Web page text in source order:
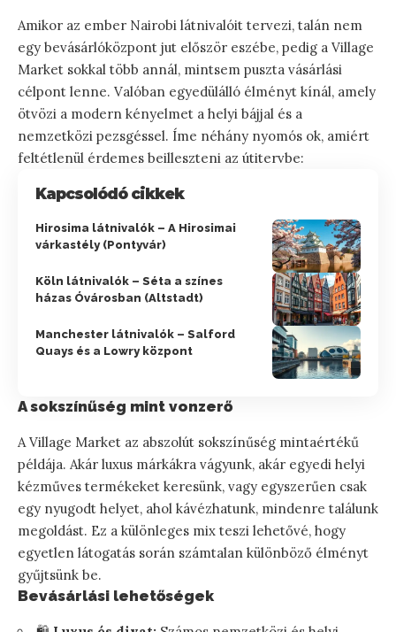
Amikor az ember Nairobi látnivalóit tervezi, talán nem
egy bevásárlóközpont jut először eszébe, pedig a Village
Market sokkal több annál, mintsem puszta vásárlási
célpont lenne. Valóban egyedülálló élményt kínál, amely
ötvözi a modern kényelmet a helyi bájjal és a
nemzetközi pezsgéssel. Íme néhány nyomós ok, amiért
feltétlenül érdemes beilleszteni az útitervbe:
Kapcsolódó cikkek
Hirosima látnivalók – A Hirosimai
várkastély (Pontyvár)
Köln látnivalók – Séta a színes
házas Óvárosban (Altstadt)
Manchester látnivalók – Salford
Quays és a Lowry központ
A sokszínűség mint vonzerő
A Village Market az abszolút sokszínűség mintaértékű
példája. Akár luxus márkákra vágyunk, akár egyedi helyi
kézműves termékeket keresünk, vagy egyszerűen csak
egy nyugodt helyet, ahol kávézhatunk, mindenre találunk
megoldást. Ez a különleges mix teszi lehetővé, hogy
egyetlen látogatás során számtalan különböző élményt
gyűjtsünk be.
Bevásárlási lehetőségek